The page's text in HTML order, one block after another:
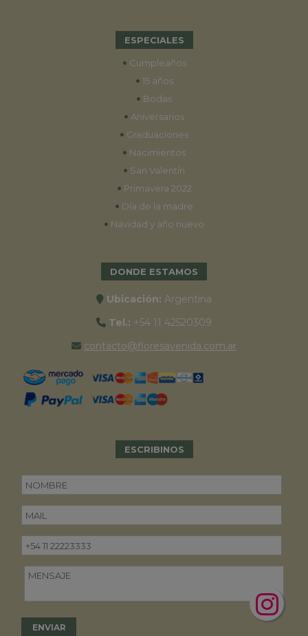
ESPECIALES
• Cumpleaños
• 15 años
• Bodas
• Aniversarios
• Graduaciones
• Nacimientos
• San Valentín
• Primavera 2022
• Día de la madre
• Navidad y año nuevo
DONDE ESTAMOS
Ubicación: Argentina
Tel.: +54 11 42520309
contacto@floresavenida.com.ar
ESCRIBINOS